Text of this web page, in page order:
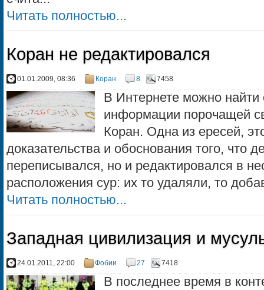
Читать полностью...
Коран не редактировался
01.01.2009, 08:36 Коран 8 7458
В Интернете можно найти
информации порочащей
Коран. Одна из ересей,
доказательства и обоснования того, что
переписывался, но и редактировался в
расположения сур: их то удаляли, то
Читать полностью...
Западная цивилизация и
24.01.2011, 22:00 Фобии 27 7418
В последнее время в